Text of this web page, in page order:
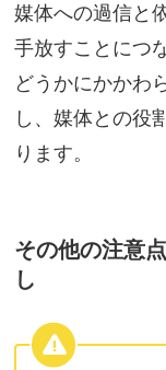
媒体への過信と
手放すことにつ
どうかにかかわ
し、媒体との役
ります。
その他の注意
し